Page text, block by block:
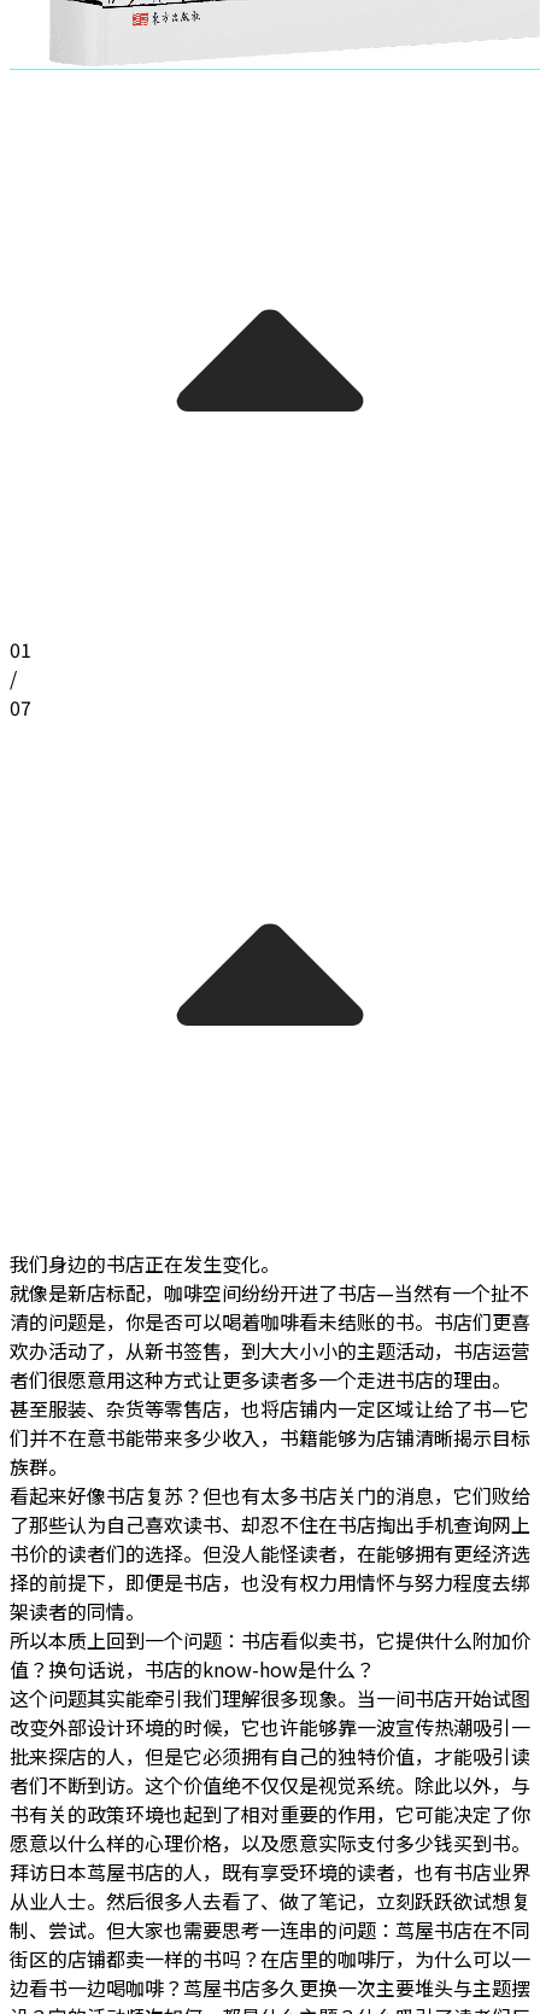
01
/
07
我们身边的书店正在发生变化。
就像是新店标配，咖啡空间纷纷开进了书店—当然有一个扯不
清的问题是，你是否可以喝着咖啡看未结账的书。书店们更喜
欢办活动了，从新书签售，到大大小小的主题活动，书店运营
者们很愿意用这种方式让更多读者多一个走进书店的理由。
甚至服装、杂货等零售店，也将店铺内一定区域让给了书—它
们并不在意书能带来多少收入，书籍能够为店铺清晰揭示目标
族群。
看起来好像书店复苏？但也有太多书店关门的消息，它们败给
了那些认为自己喜欢读书、却忍不住在书店掏出手机查询网上
书价的读者们的选择。但没人能怪读者，在能够拥有更经济选
择的前提下，即便是书店，也没有权力用情怀与努力程度去绑
架读者的同情。
所以本质上回到一个问题：书店看似卖书，它提供什么附加价
值？换句话说，书店的know-how是什么？
这个问题其实能牵引我们理解很多现象。当一间书店开始试图
改变外部设计环境的时候，它也许能够靠一波宣传热潮吸引一
批来探店的人，但是它必须拥有自己的独特价值，才能吸引读
者们不断到访。这个价值绝不仅仅是视觉系统。除此以外，与
书有关的政策环境也起到了相对重要的作用，它可能决定了你
愿意以什么样的心理价格，以及愿意实际支付多少钱买到书。
拜访日本茑屋书店的人，既有享受环境的读者，也有书店业界
从业人士。然后很多人去看了、做了笔记，立刻跃跃欲试想复
制、尝试。但大家也需要思考一连串的问题：茑屋书店在不同
街区的店铺都卖一样的书吗？在店里的咖啡厅，为什么可以一
边看书一边喝咖啡？茑屋书店多久更换一次主要堆头与主题摆